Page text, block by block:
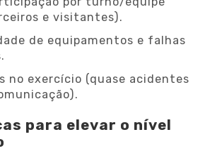
e visitantes).
de equipamentos e falhas
no exercício (quase acidentes
para elevar o nível